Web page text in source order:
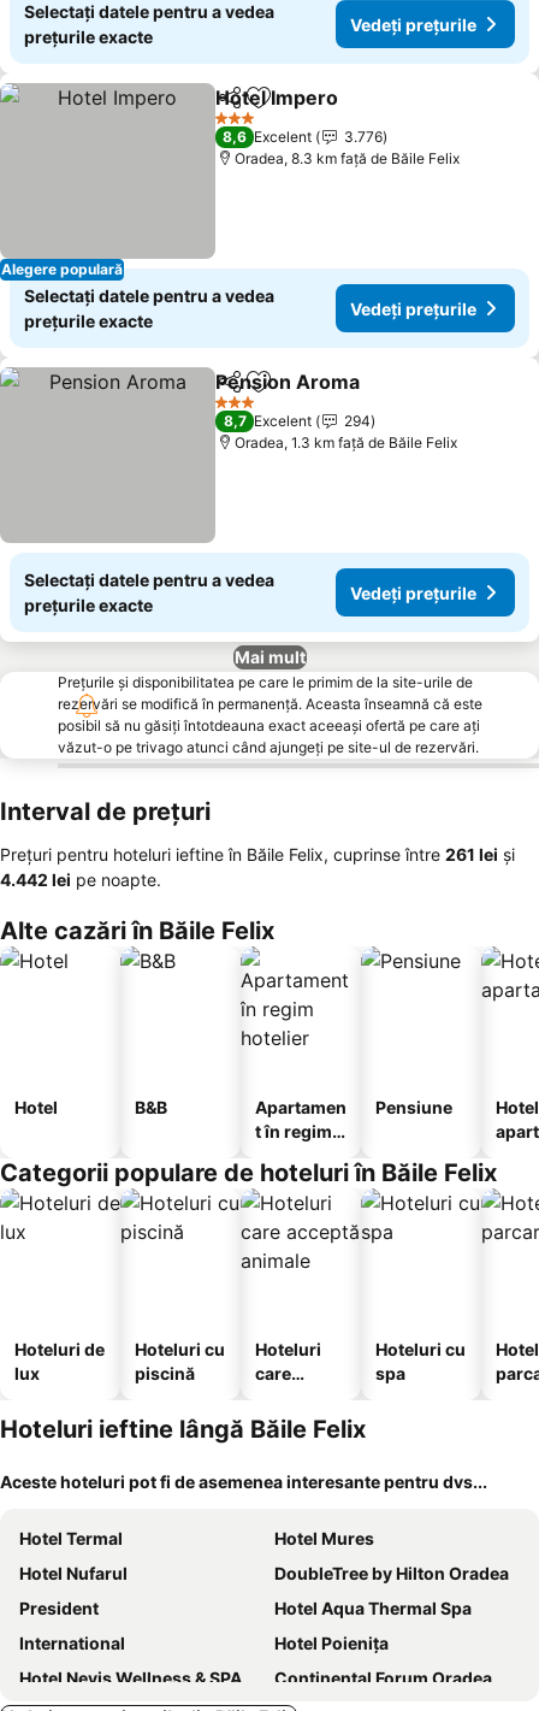
Selectați datele pentru a vedea
prețurile exacte
Vedeți prețurile
Alegere populară
DistribuițiAdăugaţi la favorite
Hotel Impero
3 Stele
8,6 Excelent
3.776
Oradea, 8.3 km faţă de Băile Felix
Selectați datele pentru a vedea
prețurile exacte
Vedeți prețurile
DistribuițiAdăugaţi la favorite
Pension Aroma
3 Stele
8,7 Excelent
294
Oradea, 1.3 km faţă de Băile Felix
Selectați datele pentru a vedea
prețurile exacte
Vedeți prețurile
Mai mult
Prețurile și disponibilitatea pe care le primim de la site-urile de
rezervări se modifică în permanență. Aceasta înseamnă că este
posibil să nu găsiți întotdeauna exact aceeași ofertă pe care ați
văzut-o pe trivago atunci când ajungeți pe site-ul de rezervări.
Interval de prețuri
Prețuri pentru hoteluri ieftine în Băile Felix, cuprinse între ‎261 lei și
‎4.442 lei pe noapte.
Alte cazări în Băile Felix
Hotel B&B
Apartamen
t în regim
Pensiune
Categorii populare de hoteluri în Băile Felix
Hoteluri de
lux
Hoteluri cu
piscină
Hoteluri
care
animale
Hoteluri cu
spa
Hoteluri ieftine lângă Băile Felix
Aceste hoteluri pot fi de asemenea interesante pentru dvs...
Hotel Termal
Hotel Mures
Hotel Nufarul
DoubleTree by Hilton Oradea
President
Hotel Aqua Thermal Spa
International
Hotel Poienița
Hotel Nevis Wellness & SPA
Continental Forum Oradea